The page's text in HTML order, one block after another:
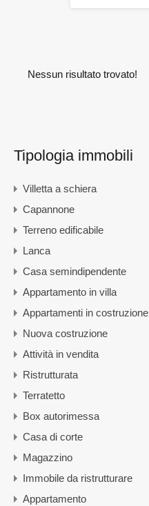
Nessun risultato trovato!
Tipologia immobili
Villetta a schiera
Capannone
Terreno edificabile
Lanca
Casa semindipendente
Appartamento in villa
Appartamenti in costruzione
Nuova costruzione
Attività in vendita
Ristrutturata
Terratetto
Box autorimessa
Casa di corte
Magazzino
Immobile da ristrutturare
Appartamento